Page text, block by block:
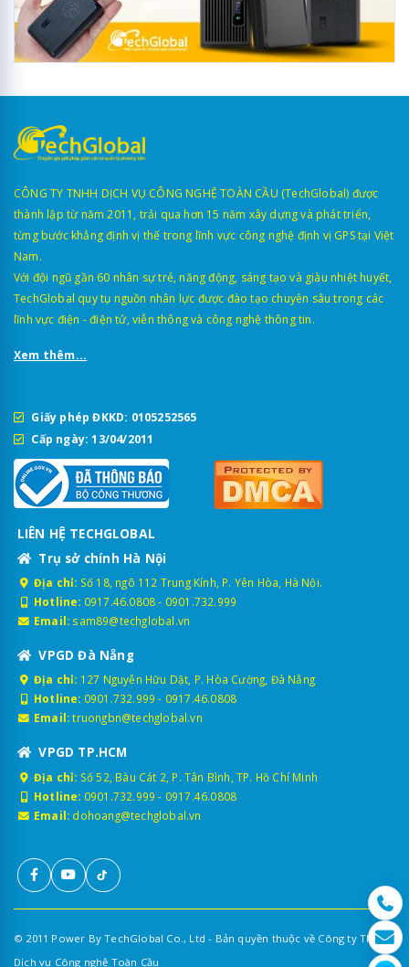
CÔNG TY TNHH DỊCH VỤ CÔNG NGHỆ TOÀN CẦU (TechGlobal) được
thành lập từ năm 2011, trải qua hơn 15 năm xây dựng và phát triển,
từng bước khẳng định vị thế trong lĩnh vực công nghệ định vị GPS tại Việt
Nam.
Với đội ngũ gần 60 nhân sự trẻ, năng động, sáng tạo và giàu nhiệt huyết,
TechGlobal quy tụ nguồn nhân lực được đào tạo chuyên sâu trong các
lĩnh vực điện - điện tử, viễn thông và công nghệ thông tin.
Xem thêm...
Giấy phép ĐKKD: 0105252565
Cấp ngày: 13/04/2011
LIÊN HỆ TECHGLOBAL
Trụ sở chính Hà Nội
Địa chỉ: Số 18, ngõ 112 Trung Kính, P. Yên Hòa, Hà Nội.
Hotline: 0917.46.0808- 0901.732.999
Email: sam89@techglobal.vn
VPGD Đà Nẵng
Địa chỉ: 127 Nguyễn Hữu Dật, P. Hòa Cường, Đà Nẵng
Hotline: 0901.732.999 - 0917.46.0808
Email: truongbn@techglobal.vn
VPGD TP.HCM
Địa chỉ: Số 52, Bàu Cát 2, P. Tân Bình, TP. Hồ Chí Minh
Hotline: 0901.732.999 - 0917.46.0808
Email: dohoang@techglobal.vn
© 2011 Power By TechGlobal Co., Ltd - Bản quyền thuộc về Công ty TNHH
Dịch vụ Công nghệ Toàn Cầu